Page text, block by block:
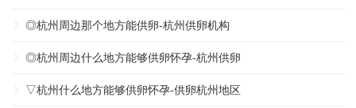
◎杭州周边那个地方能供卵-杭州供卵机构
◎杭州周边什么地方能够供卵怀孕-杭州供卵
▽杭州什么地方能够供卵怀孕-供卵杭州地区